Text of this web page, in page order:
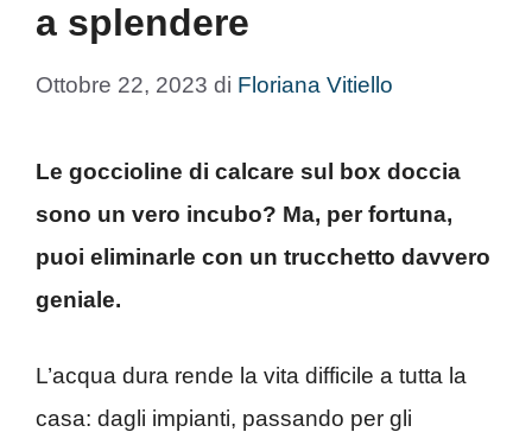
a splendere
Ottobre 22, 2023 di Floriana Vitiello
Le goccioline di calcare sul box doccia
sono un vero incubo? Ma, per fortuna,
puoi eliminarle con un trucchetto davvero
geniale.
L’acqua dura rende la vita difficile a tutta la
casa: dagli impianti, passando per gli